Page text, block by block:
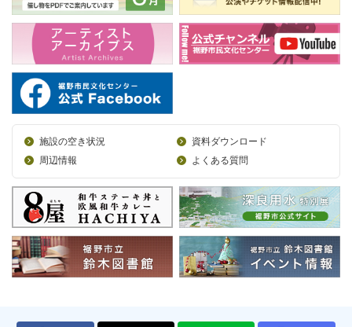
施設の空き状況
資料ダウンロード
周辺情報
よくある質問